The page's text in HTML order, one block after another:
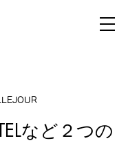
など２つの